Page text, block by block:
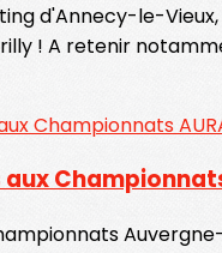
d'Annecy-le-
! A retenir